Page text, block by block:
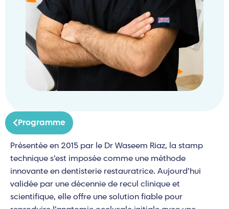
Programme
Présentée en 2015 par le Dr Waseem Riaz, la stamp
technique s’est imposée comme une méthode
innovante en dentisterie restauratrice. Aujourd’hui
validée par une décennie de recul clinique et
scientifique, elle offre une solution fiable pour